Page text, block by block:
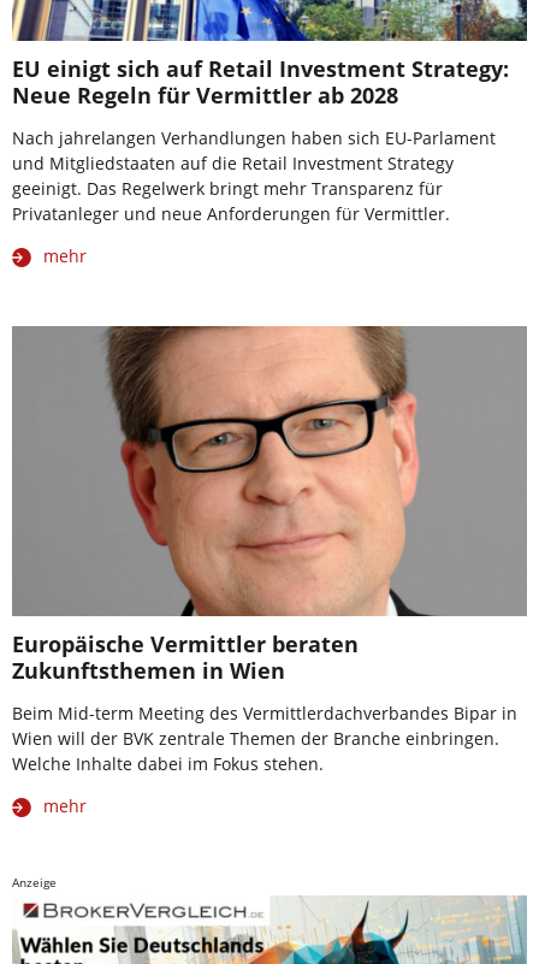
EU einigt sich auf Retail Investment Strategy:
Neue Regeln für Vermittler ab 2028
Nach jahrelangen Verhandlungen haben sich EU-Parlament
und Mitgliedstaaten auf die Retail Investment Strategy
geeinigt. Das Regelwerk bringt mehr Transparenz für
Privatanleger und neue Anforderungen für Vermittler.
mehr
Europäische Vermittler beraten
Zukunftsthemen in Wien
Beim Mid-term Meeting des Vermittlerdachverbandes Bipar in
Wien will der BVK zentrale Themen der Branche einbringen.
Welche Inhalte dabei im Fokus stehen.
mehr
Anzeige